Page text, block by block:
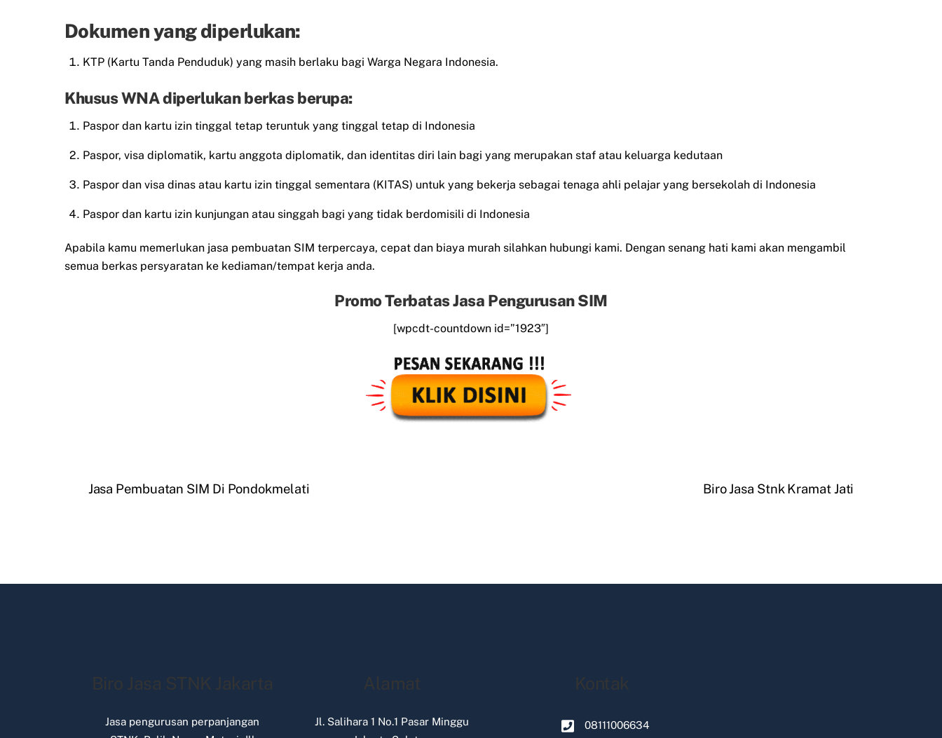
Dokumen yang diperlukan:
KTP (Kartu Tanda Penduduk) yang masih berlaku bagi Warga Negara Indonesia.
Khusus WNA diperlukan berkas berupa:
Paspor dan kartu izin tinggal tetap teruntuk yang tinggal tetap di Indonesia
Paspor, visa diplomatik, kartu anggota diplomatik, dan identitas diri lain bagi yang merupakan staf atau keluarga kedutaan
Paspor dan visa dinas atau kartu izin tinggal sementara (KITAS) untuk yang bekerja sebagai tenaga ahli pelajar yang bersekolah di Indonesia
Paspor dan kartu izin kunjungan atau singgah bagi yang tidak berdomisili di Indonesia
Apabila kamu memerlukan jasa pembuatan SIM terpercaya, cepat dan biaya murah silahkan hubungi kami. Dengan senang hati kami akan mengambil
semua berkas persyaratan ke kediaman/tempat kerja anda.
Promo Terbatas Jasa Pengurusan SIM
[wpcdt-countdown id=”1923″]
Jasa Pembuatan SIM Di Pondokmelati Biro Jasa Stnk Kramat Jati
Biro Jasa STNK Jakarta
Jasa pengurusan perpanjangan
Alamat
Jl. Salihara 1 No.1 Pasar Minggu
Kontak
08111006634